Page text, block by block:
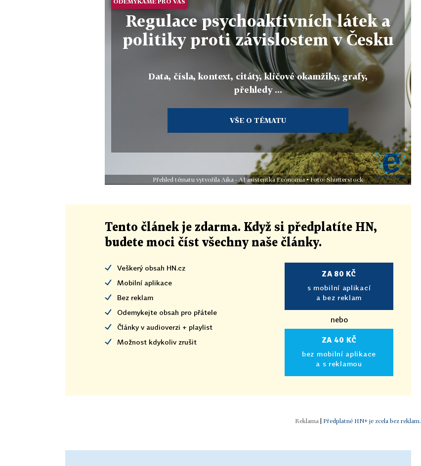
Regulace psychoaktivních látek a
politiky proti závislostem v Česku
Data, čísla, kontext, citáty, klíčové okamžiky, grafy,
přehledy ...
VŠE O TÉMATU
Přehled tématu vytvořila Aika - AI asistentka Economia • Foto: Shutterstock
Tento článek je zdarma. Když si předplatíte HN,
budete moci číst všechny naše články.
Veškerý obsah HN.cz
Mobilní aplikace
Bez reklam
Odemykejte obsah pro přátele
Články v audioverzi + playlist
Možnost kdykoliv zrušit
ZA 80 KČ
s mobilní aplikací
a bez reklam
nebo
ZA 40 KČ
bez mobilní aplikace
a s reklamou
Předplatné HN+ je zcela bez reklam.